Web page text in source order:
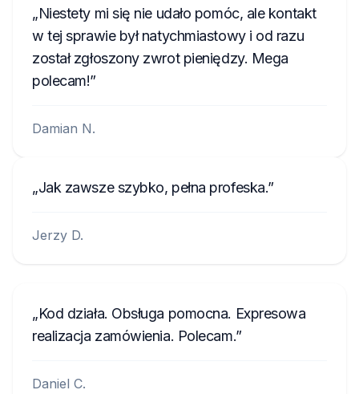
Niestety mi się nie udało pomóc, ale kontakt
w tej sprawie był natychmiastowy i od razu
został zgłoszony zwrot pieniędzy. Mega
polecam!
Damian N.
Jak zawsze szybko, pełna profeska.
Jerzy D.
Kod działa. Obsługa pomocna. Expresowa
realizacja zamówienia. Polecam.
Daniel C.